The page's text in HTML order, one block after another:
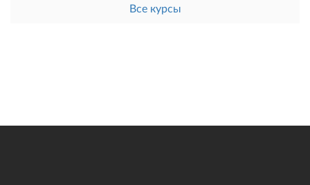
Все курсы